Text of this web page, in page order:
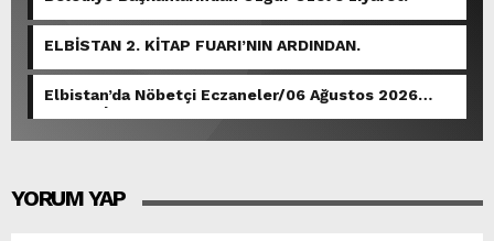
ELBİSTAN 2. KİTAP FUARI’NIN ARDINDAN.
Elbistan’da Nöbetçi Eczaneler/06 Ağustos 2026
Perşembe
YORUM YAP